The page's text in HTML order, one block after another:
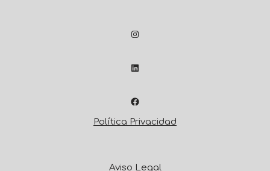
Política Privacidad
Aviso Legal